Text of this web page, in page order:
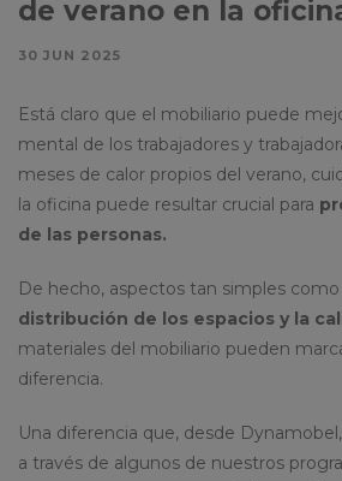
de verano en la
30 JUN 2025
Está claro que el mobiliario puede
mental de los trabajadores y
meses de calor propios del verano,
la oficina puede resultar crucial para
de las personas.
De hecho, aspectos tan simples como
distribución de los espacios y la
materiales del mobiliario pueden
diferencia.
Una diferencia que, desde
a través de algunos de nuestros